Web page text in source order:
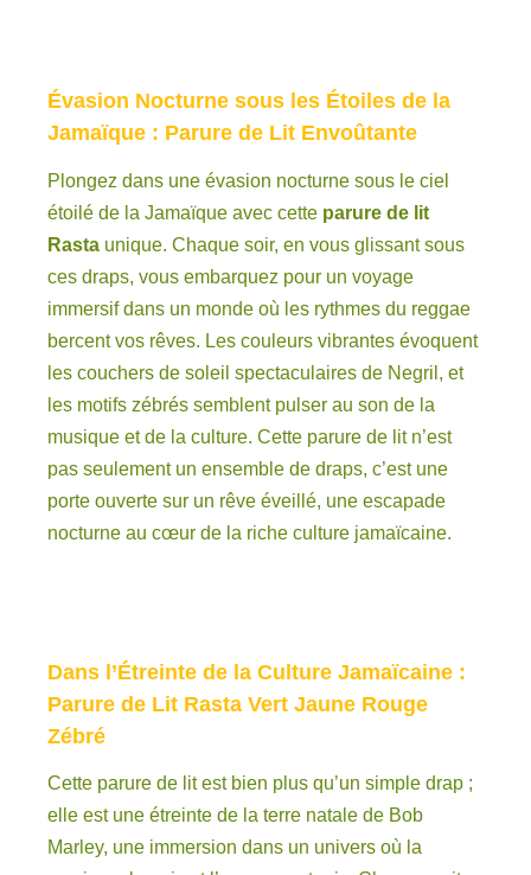
Évasion Nocturne sous les Étoiles de la
Jamaïque : Parure de Lit Envoûtante
Plongez dans une évasion nocturne sous le ciel
étoilé de la Jamaïque avec cette parure de lit
Rasta unique. Chaque soir, en vous glissant sous
ces draps, vous embarquez pour un voyage
immersif dans un monde où les rythmes du reggae
bercent vos rêves. Les couleurs vibrantes évoquent
les couchers de soleil spectaculaires de Negril, et
les motifs zébrés semblent pulser au son de la
musique et de la culture. Cette parure de lit n’est
pas seulement un ensemble de draps, c’est une
porte ouverte sur un rêve éveillé, une escapade
nocturne au cœur de la riche culture jamaïcaine.
Dans l’Étreinte de la Culture Jamaïcaine :
Parure de Lit Rasta Vert Jaune Rouge
Zébré
Cette parure de lit est bien plus qu’un simple drap ;
elle est une étreinte de la terre natale de Bob
Marley, une immersion dans un univers où la